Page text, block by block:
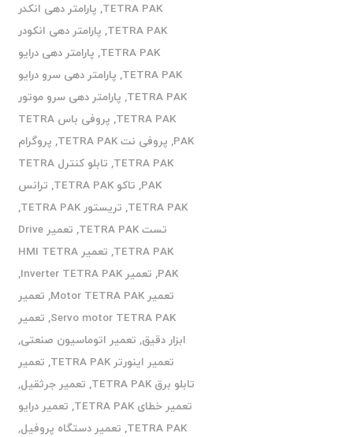
TETRA PAK
, پارامتر دهی انکدر
TETRA PAK
, پارامتر دهی انکودر
TETRA PAK
, پارامتر دهی درایو
TETRA PAK
, پارامتر دهی سرو درایو
TETRA PAK
, پارامتر دهی سرو موتور
TETRA PAK
,
پروفی باس TETRA
PAK
, پروفی نت TETRA PAK , پروگرام
TETRA PAK
,
تابلو کنترل TETRA
PAK
, تاکو TETRA PAK , ترانس
TETRA PAK
, تریستور TETRA PAK
,
تست TETRA PAK
,
تعمیر Drive
TETRA PAK
,
تعمیر HMI TETRA
PAK
, تعمیر Inverter TETRA PAK
,
تعمیر Motor TETRA PAK
, تعمیر
Servo motor TETRA PAK
, تعمیر
ابزار دقیق, تعمیر اتوماسیون صنعتی,
تعمیر اینورتر TETRA PAK
, تعمیر
تابلو برق TETRA PAK
, تعمیر جرثقیل,
تعمیر خطای TETRA PAK
, تعمیر درایو
TETRA PAK
, تعمیر دستگاه پروفیل,